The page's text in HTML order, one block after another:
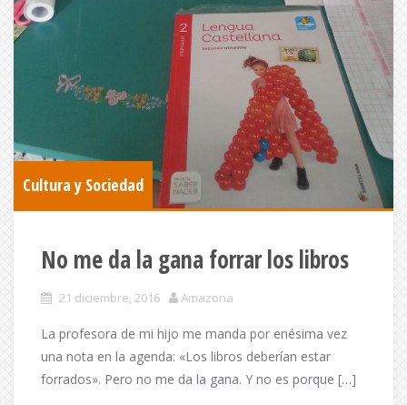
Cultura y Sociedad
No me da la gana forrar los libros
21 diciembre, 2016 Amazona
La profesora de mi hijo me manda por enésima vez
una nota en la agenda: «Los libros deberían estar
forrados». Pero no me da la gana. Y no es porque […]